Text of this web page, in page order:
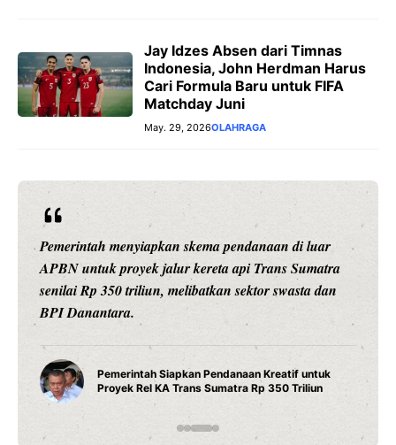
Jay Idzes Absen dari Timnas
Indonesia, John Herdman Harus
Cari Formula Baru untuk FIFA
Matchday Juni
May. 29, 2026OLAHRAGA
Pemerintah menyiapkan skema pendanaan di luar
APBN untuk proyek jalur kereta api Trans Sumatra
senilai Rp 350 triliun, melibatkan sektor swasta dan
BPI Danantara.
Pemerintah Siapkan Pendanaan Kreatif untuk
Proyek Rel KA Trans Sumatra Rp 350 Triliun